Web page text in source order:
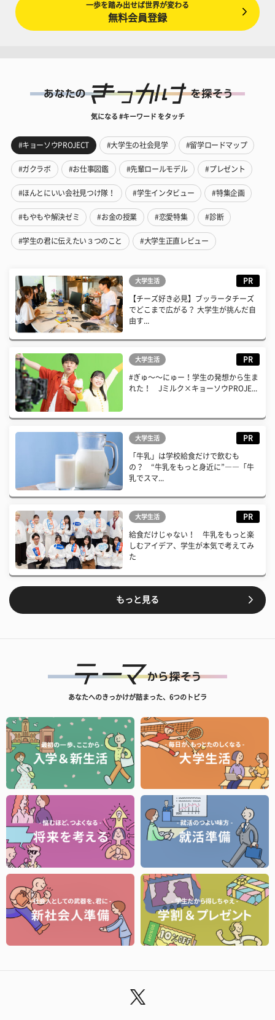
一歩を踏み出せば世界が変わる
無料会員登録
気になる #キーワード をタッチ
#キョーソウPROJECT #大学生の社会見学 #留学ロードマップ
#ガクラボ #お仕事図鑑 #先輩ロールモデル #プレゼント
#ほんとにいい会社見つけ隊！ #学生インタビュー #特集企画
#もやもや解決ゼミ #お金の授業 #恋愛特集 #診断
#学生の君に伝えたい３つのこと #大学生正直レビュー
大学生活 PR
【チーズ好き必見】ブッラータチーズ
でどこまで広がる？ 大学生が挑んだ自
由す...
大学生活 PR
#ぎゅ〜〜にゅー！学生の発想から生ま
れた！ Jミルク×キョーソウPROJE...
大学生活 PR
「牛乳」は学校給食だけで飲むも
の？ “牛乳をもっと身近に”――「牛
乳でスマ...
大学生活 PR
給食だけじゃない！ 牛乳をもっと楽
しむアイデア、学生が本気で考えてみ
た
もっと見る
あなたへのきっかけが詰まった、6つのトビラ